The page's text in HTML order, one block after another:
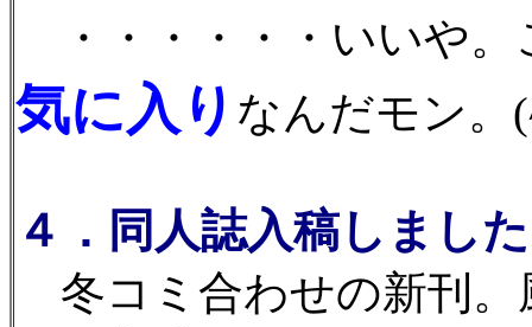
・・・・・・いいや。
気に入り なんだモン。
４．同人誌入稿しました
冬コミ合わせの新刊。